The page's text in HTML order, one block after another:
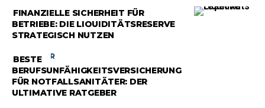
RATGEBER
FINANZIELLE SICHERHEIT FÜR
BETRIEBE: DIE LIQUIDITÄTSRESERVE
STRATEGISCH NUTZEN
RATGEBER
BESTE
BERUFSUNFÄHIGKEITSVERSICHERUNG
FÜR NOTFALLSANITÄTER: DER
ULTIMATIVE RATGEBER